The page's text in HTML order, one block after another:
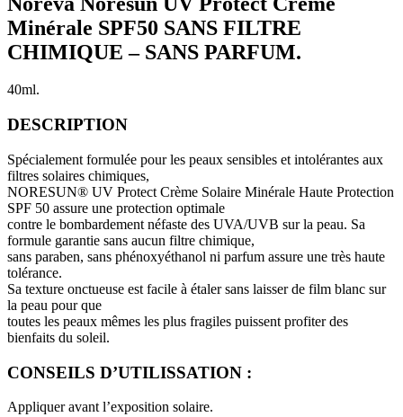
Minérale SPF50 SANS FILTRE
CHIMIQUE – SANS PARFUM.
40ml.
DESCRIPTION
Spécialement formulée pour les peaux sensibles et intolérantes aux
filtres solaires chimiques,
NORESUN® UV Protect Crème Solaire Minérale Haute Protection
SPF 50 assure une protection optimale
contre le bombardement néfaste des UVA/UVB sur la peau. Sa
formule garantie sans aucun filtre chimique,
sans paraben, sans phénoxyéthanol ni parfum assure une très haute
tolérance.
Sa texture onctueuse est facile à étaler sans laisser de film blanc sur
la peau pour que
toutes les peaux mêmes les plus fragiles puissent profiter des
bienfaits du soleil.
CONSEILS D’UTILISSATION :
Appliquer avant l’exposition solaire.